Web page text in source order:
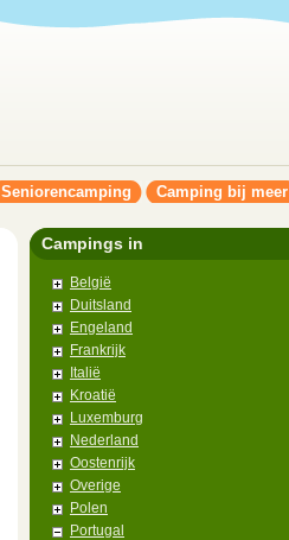
Seniorencamping Camping bij meer
Campings in
België
Duitsland
Engeland
Frankrijk
Italië
Kroatië
Luxemburg
Nederland
Oostenrijk
Overige
Polen
Portugal